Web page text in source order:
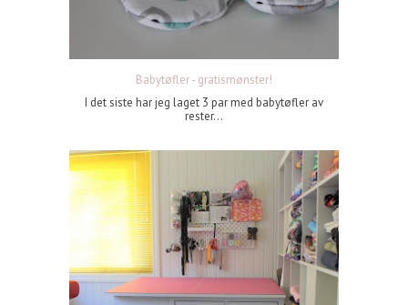
Babytøfler - gratismønster!
I det siste har jeg laget 3 par med babytøfler av
rester...